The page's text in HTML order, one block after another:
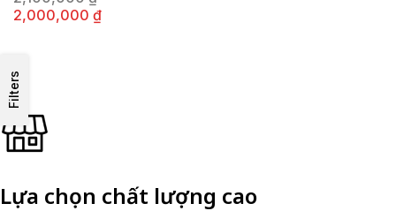
Filters
2,000,000 ₫
Lựa chọn chất lượng cao